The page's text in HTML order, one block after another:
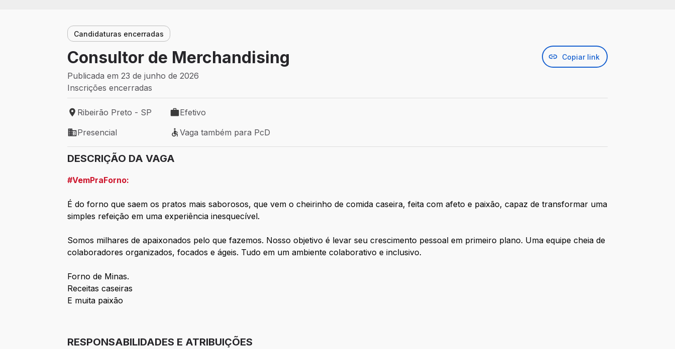
Candidaturas encerradas
Consultor de Merchandising Copiar link
Publicada em 23 de junho de 2026
Inscrições encerradas
Local de trabalho: Ribeirão Preto - SP
Ribeirão Preto - SP
Tipo de vaga: Efetivo
Efetivo
Modelo de trabalho: Presencial
Presencial
Vaga também para PcD
Vaga também para PcD
DESCRIÇÃO DA VAGA
#VemPraForno:
É do forno que saem os pratos mais saborosos, que vem o cheirinho de comida caseira, feita com afeto e paixão, capaz de transformar uma
simples refeição em uma experiência inesquecível.
Somos milhares de apaixonados pelo que fazemos. Nosso objetivo é levar seu crescimento pessoal em primeiro plano. Uma equipe cheia de
colaboradores organizados, focados e ágeis. Tudo em um ambiente colaborativo e inclusivo.
Forno de Minas.
Receitas caseiras
E muita paixão
RESPONSABILIDADES E ATRIBUIÇÕES